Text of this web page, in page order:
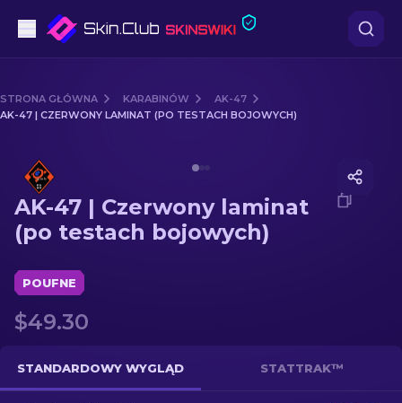
Średni poziom
karabinów snajperskich
rękawiczek
Inne
STRONA GŁÓWNA KARABINÓW
AK-47
AK-47 | CZERWONY LAMINAT (PO TESTACH BOJOWYCH)
AK-47 | Czerwony laminat
(po testach bojowych)
POUFNE
$49.30
STANDARDOWY WYGLĄD STATTRAK™